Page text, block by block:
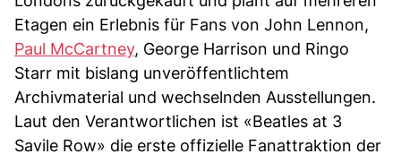
Etagen ein Erlebnis für Fans von John Lennon,
Paul McCartney, George Harrison und Ringo
Starr mit bislang unveröffentlichtem
Archivmaterial und wechselnden Ausstellungen.
Laut den Verantwortlichen ist «Beatles at 3
Savile Row» die erste offizielle Fanattraktion der